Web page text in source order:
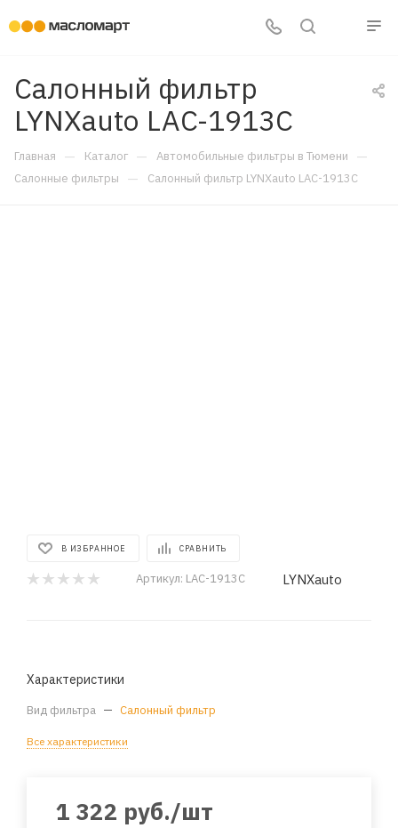
Салонный фильтр
LYNXauto LAC-1913C
Главная — Каталог — Автомобильные фильтры в Тюмени —
Салонные фильтры — Салонный фильтр LYNXauto LAC-1913C
В ИЗБРАННОЕ СРАВНИТЬ
Артикул: LAC-1913C LYNXauto
Характеристики
Вид фильтра — Салонный фильтр
Все характеристики
1 322 руб./шт